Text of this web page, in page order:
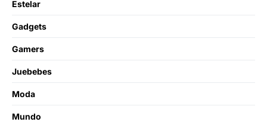
Estelar
Gadgets
Gamers
Juebebes
Moda
Mundo